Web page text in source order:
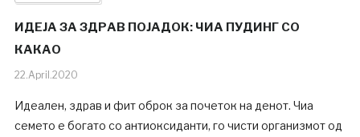
ИДЕЈА ЗА ЗДРАВ ПОЈАДОК: ЧИА ПУДИНГ СО
КАКАО
22.April.2020
Идеален, здрав и фит оброк за почеток на денот. Чиа
семето е богато со антиоксиданти, го чисти организмот од